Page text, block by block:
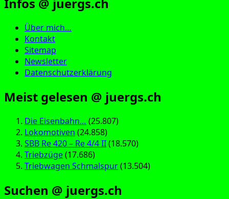
Infos @ juergs.ch
Über mich…
Kontakt
Sitemap
Newsletter
Datenschutzerklärung
Meist gelesen @ juergs.ch
Die Eisenbahn… (25.807)
Lokomotiven (24.858)
SBB Re 420 – Re 4/4 II(18.570)
Triebzüge(17.686)
Triebwagen Schmalspur(13.504)
Suchen @ juergs.ch